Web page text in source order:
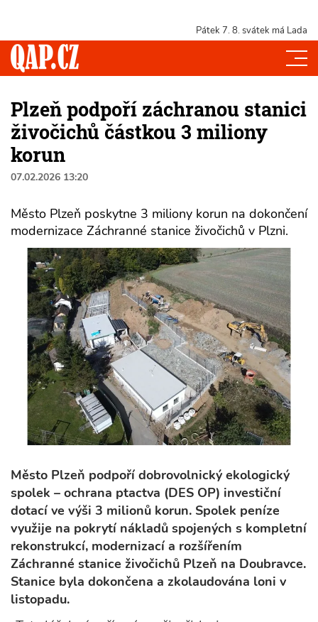
Pátek 7. 8. svátek má Lada
Plzeň podpoří záchranou stanici
živočichů částkou 3 miliony
korun
07.02.2026 13:20
Město Plzeň poskytne 3 miliony korun na dokončení
modernizace Záchranné stanice živočichů v Plzni.
Město Plzeň podpoří dobrovolnický ekologický
spolek – ochrana ptactva (DES OP) investiční
dotací ve výši 3 milionů korun. Spolek peníze
využije na pokrytí nákladů spojených s kompletní
rekonstrukcí, modernizací a rozšířením
Záchranné stanice živočichů Plzeň na Doubravce.
Stanice byla dokončena a zkolaudována loni v
listopadu.